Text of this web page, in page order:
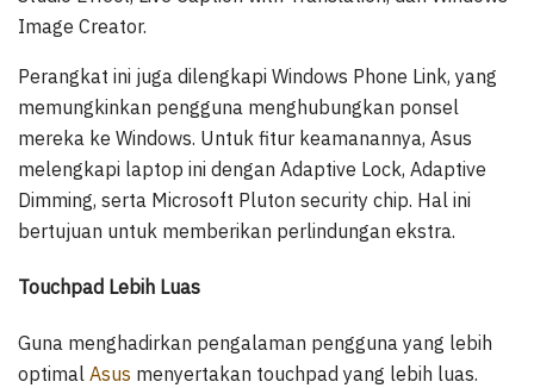
Image Creator.
Perangkat ini juga dilengkapi Windows Phone Link, yang
memungkinkan pengguna menghubungkan ponsel
mereka ke Windows. Untuk fitur keamanannya, Asus
melengkapi laptop ini dengan Adaptive Lock, Adaptive
Dimming, serta Microsoft Pluton security chip. Hal ini
bertujuan untuk memberikan perlindungan ekstra.
Touchpad Lebih Luas
Guna menghadirkan pengalaman pengguna yang lebih
optimal Asus menyertakan touchpad yang lebih luas.